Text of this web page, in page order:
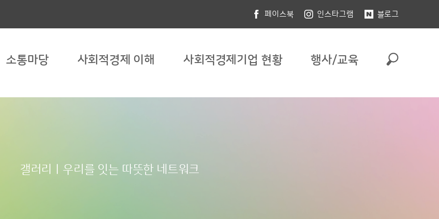
페이스북 인스타그램 블로그
소통마당 사회적경제 이해 사회적경제기업 현황 행사/교육
갤러리ㅣ우리를 잇는 따뜻한 네트워크